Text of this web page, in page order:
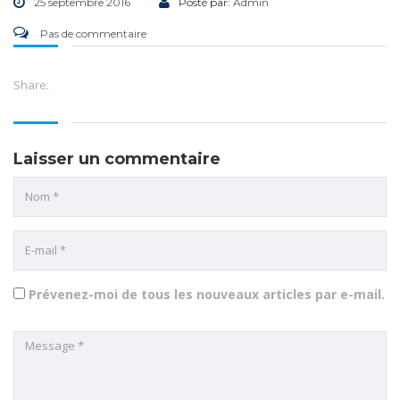
Pas de commentaire
Share:
Laisser un commentaire
Prévenez-moi de tous les nouveaux articles par e-mail.